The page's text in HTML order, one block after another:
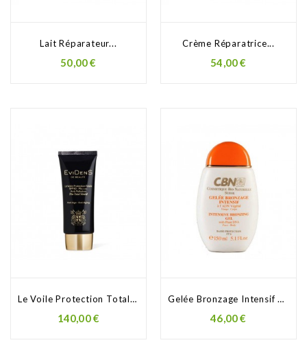
Lait Réparateur...
50,00 €
Crème Réparatrice...
54,00 €
Le Voile Protection Totale...
140,00 €
Gelée Bronzage Intensif SPF 6
46,00 €